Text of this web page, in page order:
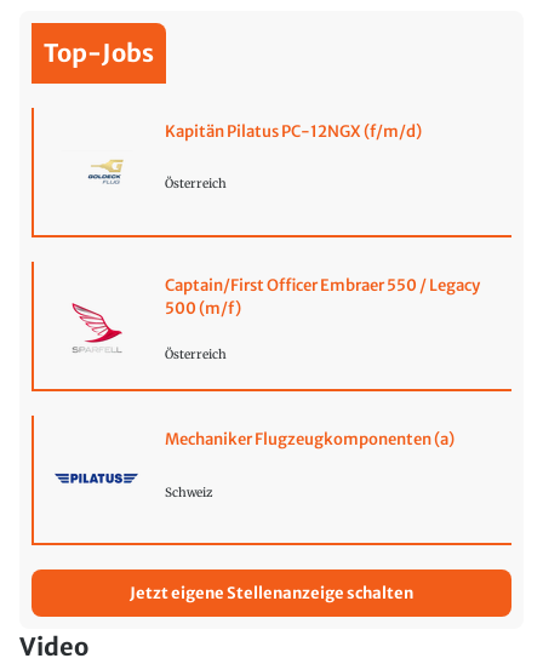
Top-Jobs
Kapitän Pilatus PC-12NGX (f/m/d)
Österreich
Captain/First Officer Embraer 550 / Legacy
500 (m/f)
Österreich
Mechaniker Flugzeugkomponenten (a)
Schweiz
Jetzt eigene Stellenanzeige schalten
Video